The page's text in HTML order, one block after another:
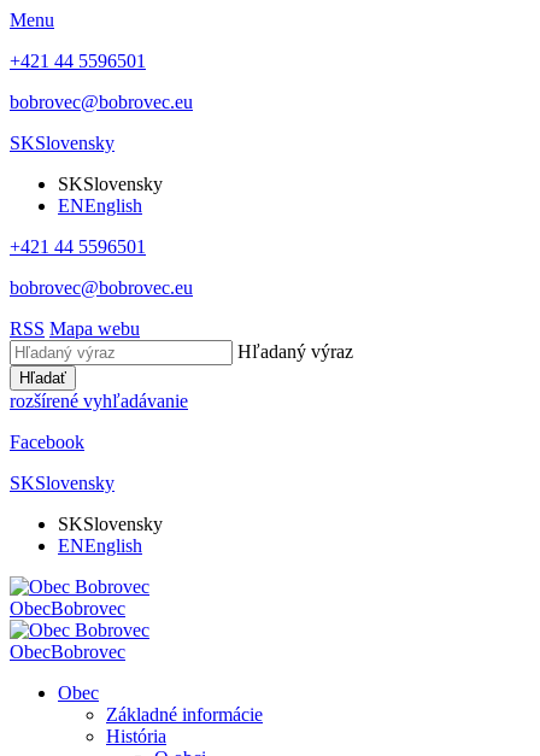
Menu
+421 44 5596501
bobrovec@bobrovec.eu
SKSlovensky
SKSlovensky
ENEnglish
+421 44 5596501
bobrovec@bobrovec.eu
RSS Mapa webu
Hľadaný výraz
Hľadať
rozšírené vyhľadávanie
Facebook
SKSlovensky
SKSlovensky
ENEnglish
ObecBobrovec
ObecBobrovec
Obec
Základné informácie
História